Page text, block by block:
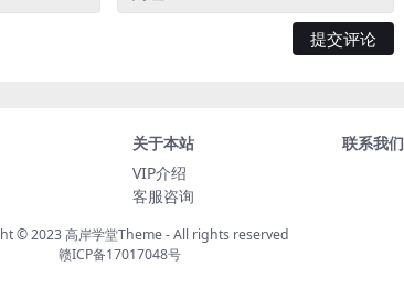
关于本站
VIP介绍
客服咨询
联系我们
© 2023高岸学堂Theme- All rights reserved
赣ICP备17017048号